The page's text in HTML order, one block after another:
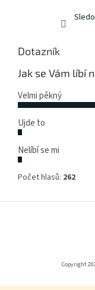
Dotazník
Jak se Vám líbí
Velmi pěkný
Ujde to
Nelíbí se mi
Počet hlasů: 262
Copyright